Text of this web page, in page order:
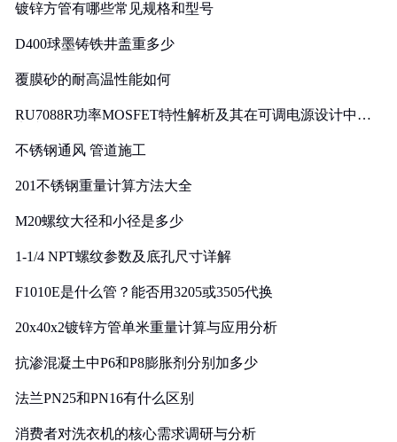
镀锌方管有哪些常见规格和型号
D400球墨铸铁井盖重多少
覆膜砂的耐高温性能如何
RU7088R功率MOSFET特性解析及其在可调电源设计中的
不锈钢通风 管道施工
201不锈钢重量计算方法大全
M20螺纹大径和小径是多少
1-1/4 NPT螺纹参数及底孔尺寸详解
F1010E是什么管？能否用3205或3505代换
20x40x2镀锌方管单米重量计算与应用分析
抗渗混凝土中P6和P8膨胀剂分别加多少
法兰PN25和PN16有什么区别
消费者对洗衣机的核心需求调研与分析